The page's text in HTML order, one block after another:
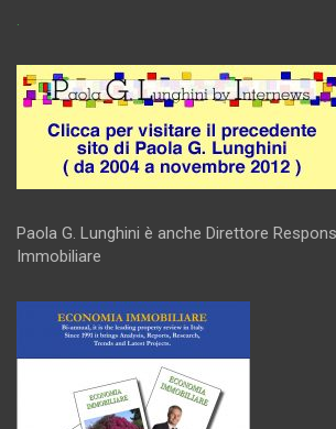
.
Paola G. Lunghini è anche Direttore
Immobiliare